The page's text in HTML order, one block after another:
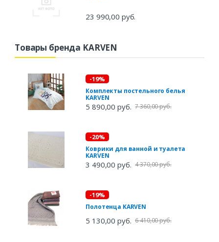
23 990,00 руб.
Товары бренда KARVEN
-19%
Комплекты постельного белья
KARVEN
5 890,00 руб. 7 360,00 руб.
-20%
Коврики для ванной и туалета
KARVEN
3 490,00 руб. 4 370,00 руб.
-19%
Полотенца KARVEN
5 130,00 руб. 6 410,00 руб.